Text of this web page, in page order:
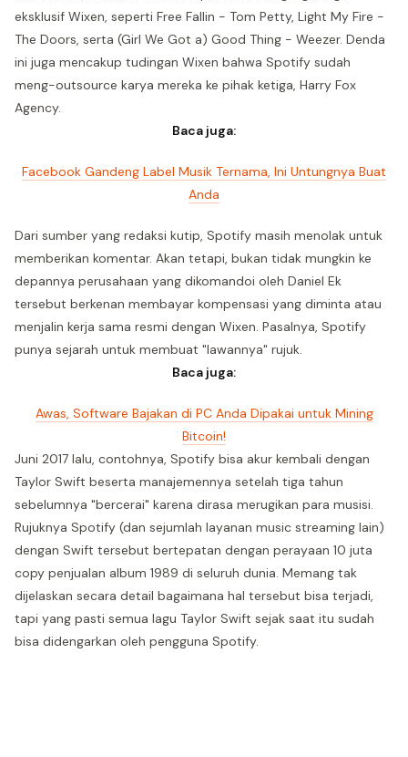
eksklusif Wixen, seperti Free Fallin - Tom Petty, Light My Fire -
The Doors, serta (Girl We Got a) Good Thing - Weezer. Denda
ini juga mencakup tudingan Wixen bahwa Spotify sudah
meng-outsource karya mereka ke pihak ketiga, Harry Fox
Agency.
Baca juga:
Facebook Gandeng Label Musik Ternama, Ini Untungnya Buat
Anda
Dari sumber yang redaksi kutip, Spotify masih menolak untuk
memberikan komentar. Akan tetapi, bukan tidak mungkin ke
depannya perusahaan yang dikomandoi oleh Daniel Ek
tersebut berkenan membayar kompensasi yang diminta atau
menjalin kerja sama resmi dengan Wixen. Pasalnya, Spotify
punya sejarah untuk membuat "lawannya" rujuk.
Baca juga:
Awas, Software Bajakan di PC Anda Dipakai untuk Mining
Bitcoin!
Juni 2017 lalu, contohnya, Spotify bisa akur kembali dengan
Taylor Swift beserta manajemennya setelah tiga tahun
sebelumnya "bercerai" karena dirasa merugikan para musisi.
Rujuknya Spotify (dan sejumlah layanan music streaming lain)
dengan Swift tersebut bertepatan dengan perayaan 10 juta
copy penjualan album 1989 di seluruh dunia. Memang tak
dijelaskan secara detail bagaimana hal tersebut bisa terjadi,
tapi yang pasti semua lagu Taylor Swift sejak saat itu sudah
bisa didengarkan oleh pengguna Spotify.